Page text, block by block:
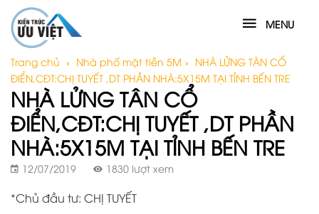
MENU
Trang chủ › Nhà phố mặt tiền 5M › NHÀ LỬNG TÂN CỔ
ĐIỂN,CĐT:CHỊ TUYẾT ,DT PHẦN NHÀ:5X15M TẠI TỈNH BẾN TRE
NHÀ LỬNG TÂN CỔ
ĐIỂN,CĐT:CHỊ TUYẾT ,DT PHẦN
NHÀ:5X15M TẠI TỈNH BẾN TRE
12/07/2019 1830 lượt xem
*Chủ đầu tư: CHỊ TUYẾT